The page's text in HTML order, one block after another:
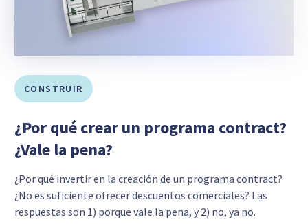
CONSTRUIR
¿Por qué crear un programa contract?
¿Vale la pena?
¿Por qué invertir en la creación de un programa contract?
¿No es suficiente ofrecer descuentos comerciales? Las
respuestas son 1) porque vale la pena, y 2) no, ya no.